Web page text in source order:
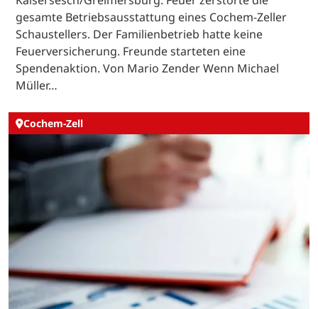
gesamte Betriebsausstattung eines Cochem-Zeller
Schaustellers. Der Familienbetrieb hatte keine
Feuerversicherung. Freunde starteten eine
Spendenaktion. Von Mario Zender Wenn Michael
Müller…
Cochem-Zell